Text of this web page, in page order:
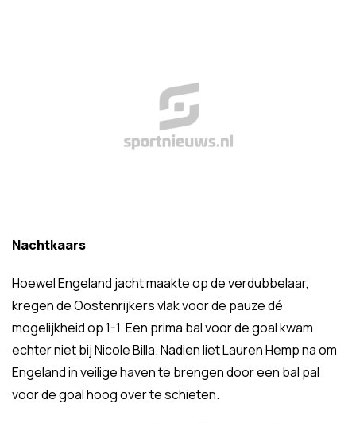
Nachtkaars
Hoewel Engeland jacht maakte op de verdubbelaar,
kregen de Oostenrijkers vlak voor de pauze dé
mogelijkheid op 1-1. Een prima bal voor de goal kwam
echter niet bij Nicole Billa. Nadien liet Lauren Hemp na om
Engeland in veilige haven te brengen door een bal pal
voor de goal hoog over te schieten.